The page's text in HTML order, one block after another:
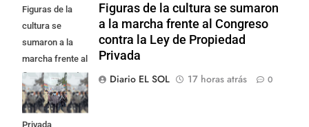
Figuras de la
cultura se
sumaron a la
marcha frente al
Congreso contra
la Ley de
Propiedad
Privada
Figuras de la cultura se sumaron
a la marcha frente al Congreso
contra la Ley de Propiedad
Privada
Diario EL SOL
17 horas atrás 0